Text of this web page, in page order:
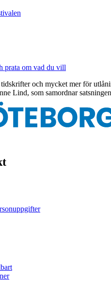
prata om vad du vill
och mycket mer för
Lind, som samordnar